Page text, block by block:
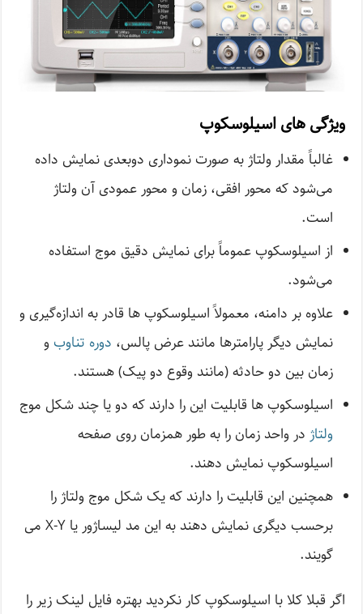
ویژگی های اسیلوسکوپ
غالباً مقدار ولتاژ به صورت نموداری دوبعدی نمایش داده
می‌شود که محور افقی، زمان و محور عمودی آن ولتاژ
است.
از اسیلوسکوپ عموماً برای نمایش دقیق موج استفاده
می‌شود.
علاوه بر دامنه، معمولاً اسیلوسکوپ ها قادر به اندازه‌گیری و
نمایش دیگر پارامترها مانند عرض پالس، دوره تناوب و
زمان بین دو حادثه (مانند وقوع دو پیک) هستند.
اسیلوسکوپ ها قابلیت این را دارند که دو یا چند شکل موج
ولتاژ در واحد زمان را به طور همزمان روی صفحه
اسیلوسکوپ نمایش دهند.
همچنین این قابلیت را دارند که یک شکل موج ولتاژ را
برحسب دیگری نمایش دهند به این مد لیساژور یا X-Y می
گویند.
اگر قبلا کلا با اسیلوسکوپ کار نکردید بهتره فایل لینک زیر را